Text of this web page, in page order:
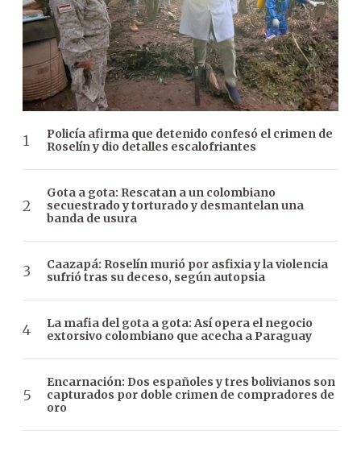
Policía afirma que detenido confesó el crimen de
Roselín y dio detalles escalofriantes
Gota a gota: Rescatan a un colombiano
secuestrado y torturado y desmantelan una
banda de usura
Caazapá: Roselín murió por asfixia y la violencia
sufrió tras su deceso, según autopsia
La mafia del gota a gota: Así opera el negocio
extorsivo colombiano que acecha a Paraguay
Encarnación: Dos españoles y tres bolivianos son
capturados por doble crimen de compradores de
oro